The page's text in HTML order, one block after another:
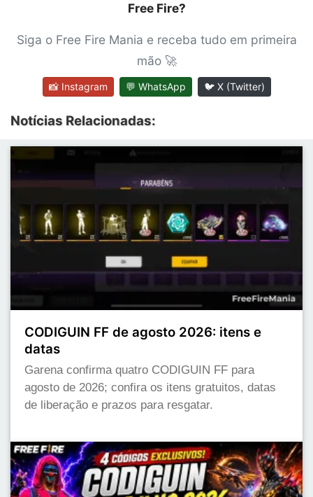
Free Fire?
Siga o Free Fire Mania e receba tudo em primeira
mão 🚀
📸 Instagram 💬 WhatsApp 🐦 X (Twitter)
Notícias Relacionadas:
CODIGUIN FF de agosto 2026: itens e
datas
Garena confirma quatro CODIGUIN FF para
agosto de 2026; confira os itens gratuitos, datas
de liberação e prazos para resgatar.